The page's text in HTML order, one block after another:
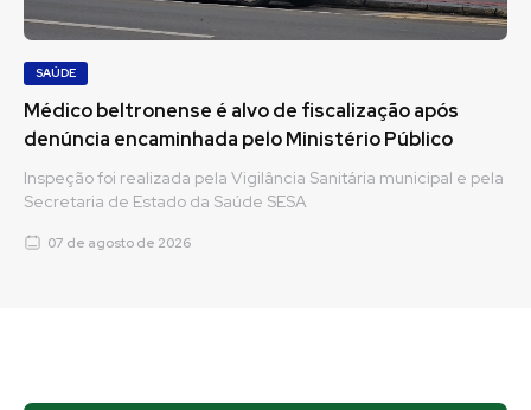
SAÚDE
Médico beltronense é alvo de fiscalização após
denúncia encaminhada pelo Ministério Público
Inspeção foi realizada pela Vigilância Sanitária municipal e pela
Secretaria de Estado da Saúde SESA
07 de agosto de 2026